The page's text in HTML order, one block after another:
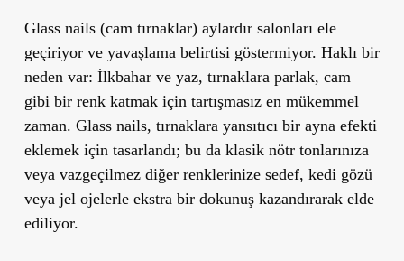
Glass nails (cam tırnaklar) aylardır salonları ele
geçiriyor ve yavaşlama belirtisi göstermiyor. Haklı bir
neden var: İlkbahar ve yaz, tırnaklara parlak, cam
gibi bir renk katmak için tartışmasız en mükemmel
zaman. Glass nails, tırnaklara yansıtıcı bir ayna efekti
eklemek için tasarlandı; bu da klasik nötr tonlarınıza
veya vazgeçilmez diğer renklerinize sedef, kedi gözü
veya jel ojelerle ekstra bir dokunuş kazandırarak elde
ediliyor.